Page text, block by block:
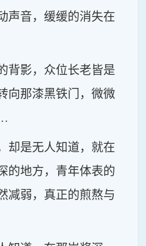
声音，缓缓的消失在
背影，众位长老皆是
向那漆黑铁门，微微
却是无人知道，就在
的地方，青年体表的
减弱，真正的煎熬与